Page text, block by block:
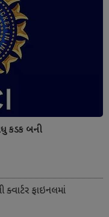
કડક બની
ક્વાર્ટર ફાઇનલમાં